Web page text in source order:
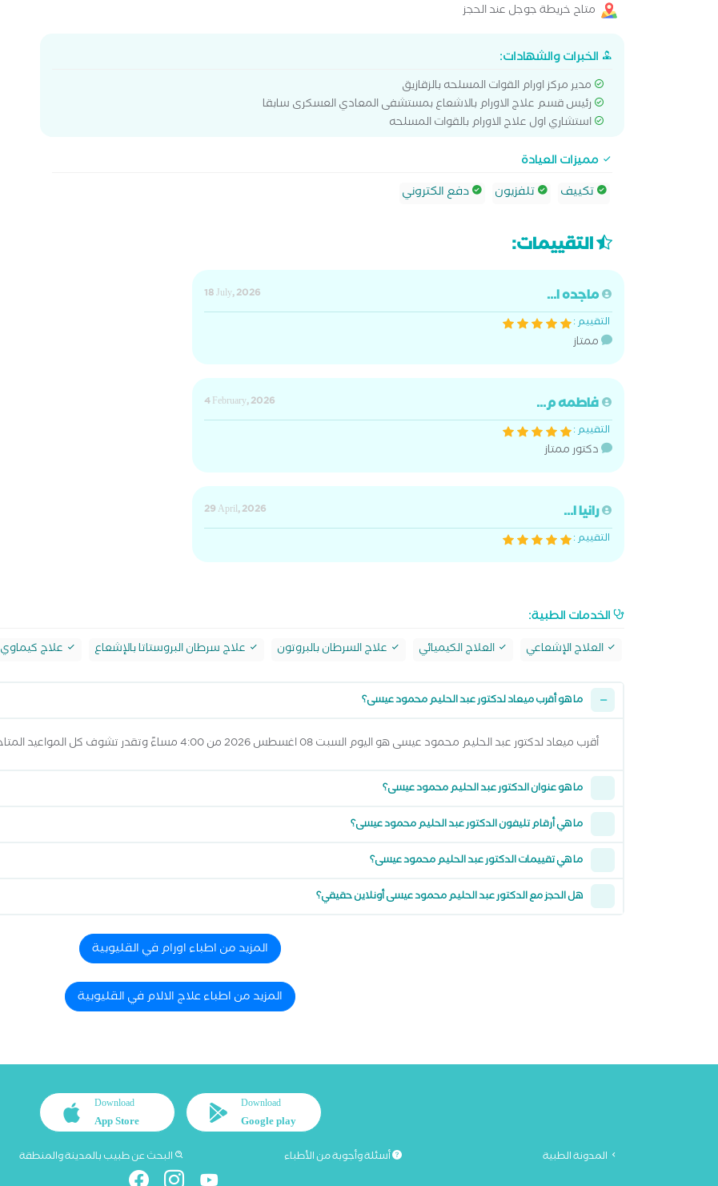
متاح خريطة جوجل عند الحجز
الخبرات والشهادات:
مدير مركز اورام القوات المسلحه بالزقازيق
رئيس قسم علاج الاورام بالاشعاع بمستشفى المعادي العسكرى سابقا
استشاري اول علاج الاورام بالقوات المسلحه
مميزات العيادة
تكييف
تلفزيون دفع الكتروني
التقييمات:
ماجده ا...
18 July, 2026
التقييم :
ممتاز
فاطمه م...
4 February, 2026
التقييم :
دكتور ممتاز
رانيا ا...
29 April, 2026
التقييم :
الخدمات الطبية:
العلاج الإشعاعي العلاج الكيميائي علاج السرطان بالبروتون علاج سرطان البروستاتا بالإشعاع علاج كيماوي
ما هو أقرب ميعاد لدكتور عبد الحليم محمود عيسى؟
أقرب ميعاد لدكتور عبد الحليم محمود عيسى هو اليوم السبت 08 اغسطس 2026 من 4:00 مساءً وتقدر تشوف كل المواعيد المتاحة من خلال عرض المواعيد أعلاه
ما هو عنوان الدكتور عبد الحليم محمود عيسى؟
ما هي أرقام تليفون الدكتور عبد الحليم محمود عيسى؟
ما هي تقييمات الدكتور عبد الحليم محمود عيسى؟
هل الحجز مع الدكتور عبد الحليم محمود عيسى أونلاين حقيقي؟
المزيد من اطباء اورام في القليوبية
المزيد من اطباء علاج الالام في القليوبية
Download
Google play
Download
App Store
المدونة الطبية أسئلة وأجوبة من الأطباء البحث عن طبيب بالمدينة والمنطقة